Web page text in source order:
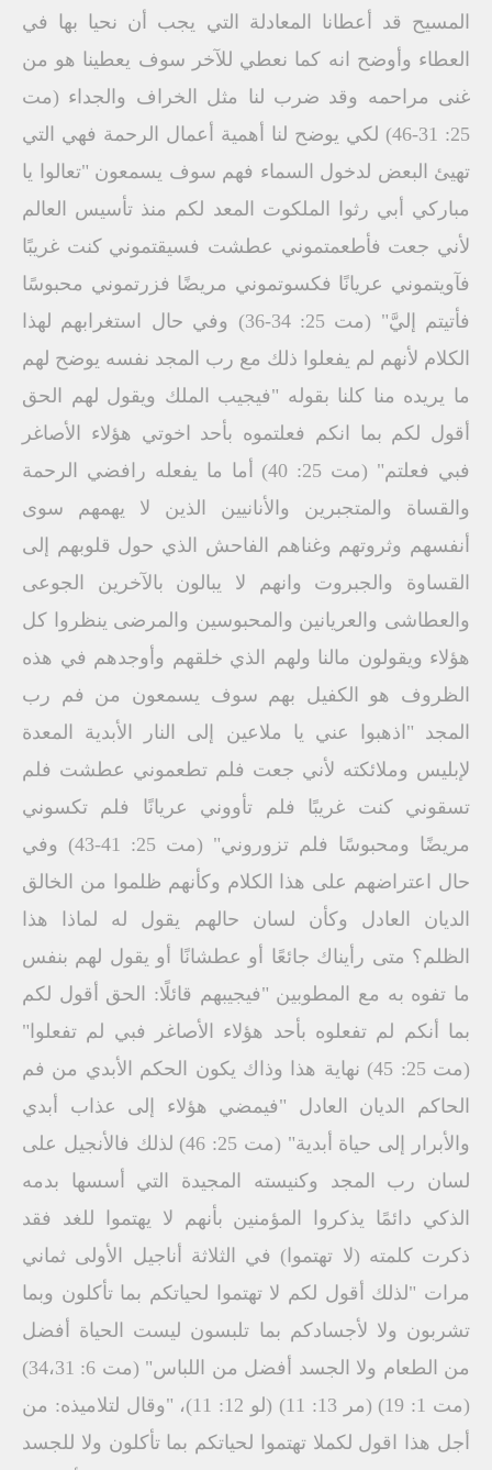
المسيح قد أعطانا المعادلة التي يجب أن نحيا بها في
العطاء وأوضح انه كما نعطي للآخر سوف يعطينا هو من
غنى مراحمه وقد ضرب لنا مثل الخراف والجداء (مت
25: 31-46) لكي يوضح لنا أهمية أعمال الرحمة فهي التي
تهيئ البعض لدخول السماء فهم سوف يسمعون "تعالوا يا
مباركي أبي رثوا الملكوت المعد لكم منذ تأسيس العالم
لأني جعت فأطعمتموني عطشت فسيقتموني كنت غريبًا
فآويتموني عريانًا فكسوتموني مريضًا فزرتموني محبوسًا
فأتيتم إليَّ" (مت 25: 34-36) وفي حال استغرابهم لهذا
الكلام لأنهم لم يفعلوا ذلك مع رب المجد نفسه يوضح لهم
ما يريده منا كلنا بقوله "فيجيب الملك ويقول لهم الحق
أقول لكم بما انكم فعلتموه بأحد اخوتي هؤلاء الأصاغر
فبي فعلتم" (مت 25: 40) أما ما يفعله رافضي الرحمة
والقساة والمتجبرين والأنانيين الذين لا يهمهم سوى
أنفسهم وثروتهم وغناهم الفاحش الذي حول قلوبهم إلى
القساوة والجبروت وانهم لا يبالون بالآخرين الجوعى
والعطاشى والعريانين والمحبوسين والمرضى ينظروا كل
هؤلاء ويقولون مالنا ولهم الذي خلقهم وأوجدهم في هذه
الظروف هو الكفيل بهم سوف يسمعون من فم رب
المجد "اذهبوا عني يا ملاعين إلى النار الأبدية المعدة
لإبليس وملائكته لأني جعت فلم تطعموني عطشت فلم
تسقوني كنت غريبًا فلم تأووني عريانًا فلم تكسوني
مريضًا ومحبوسًا فلم تزوروني" (مت 25: 41-43) وفي
حال اعتراضهم على هذا الكلام وكأنهم ظلموا من الخالق
الديان العادل وكأن لسان حالهم يقول له لماذا هذا
الظلم؟ متى رأيناك جائعًا أو عطشانًا أو يقول لهم بنفس
ما تفوه به مع المطوبين "فيجيبهم قائلًا: الحق أقول لكم
بما أنكم لم تفعلوه بأحد هؤلاء الأصاغر فبي لم تفعلوا"
(مت 25: 45) نهاية هذا وذاك يكون الحكم الأبدي من فم
الحاكم الديان العادل "فيمضي هؤلاء إلى عذاب أبدي
والأبرار إلى حياة أبدية" (مت 25: 46) لذلك فالأنجيل على
لسان رب المجد وكنيسته المجيدة التي أسسها بدمه
الذكي دائمًا يذكروا المؤمنين بأنهم لا يهتموا للغد فقد
ذكرت كلمته (لا تهتموا) في الثلاثة أناجيل الأولى ثماني
مرات "لذلك أقول لكم لا تهتموا لحياتكم بما تأكلون وبما
تشربون ولا لأجسادكم بما تلبسون ليست الحياة أفضل
من الطعام ولا الجسد أفضل من اللباس" (مت 6: 34،31)
(مت 1: 19) (مر 13: 11) (لو 12: 11)، "وقال لتلاميذه: من
أجل هذا اقول لكملا تهتموا لحياتكم بما تأكلون ولا للجسد